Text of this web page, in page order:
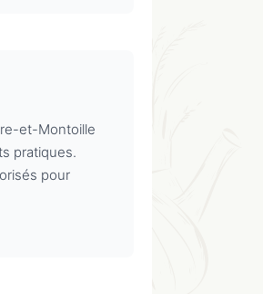
et-Montoille
pratiques.
pour